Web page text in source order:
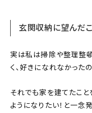
玄関収納に望んだ
実は私は掃除や整理整
く、好きになれなかった
それでも家を建てたこと
ようになりたい！と一